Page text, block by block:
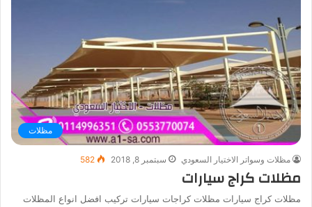
مظلات
مظلات وسواتر الاختيار السعودي سبتمبر 8, 2018 582
مظلات كراج سيارات
مظلات كراج سيارات مظلات كراجات سيارات تركيب افضل انواع المظلات